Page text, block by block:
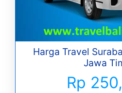
Harga Travel
Jawa
Rp